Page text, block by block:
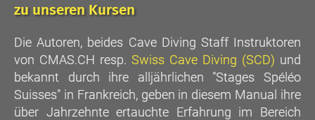
zu unseren Kursen
Die Autoren, beides Cave Diving Staff Instruktoren
von CMAS.CH resp. Swiss Cave Diving (SCD) und
bekannt durch ihre alljährlichen "Stages Spéléo
Suisses" in Frankreich, geben in diesem Manual ihre
über Jahrzehnte ertauchte Erfahrung im Bereich